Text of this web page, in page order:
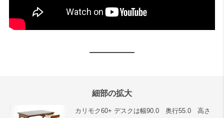
細部の拡大
カリモク60+ デスクは幅90.0 奥行55.0 高さ